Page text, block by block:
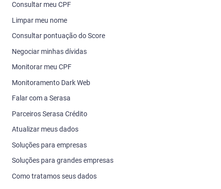
Consultar meu CPF
Limpar meu nome
Consultar pontuação do Score
Negociar minhas dívidas
Monitorar meu CPF
Monitoramento Dark Web
Falar com a Serasa
Parceiros Serasa Crédito
Atualizar meus dados
Soluções para empresas
Soluções para grandes empresas
Como tratamos seus dados